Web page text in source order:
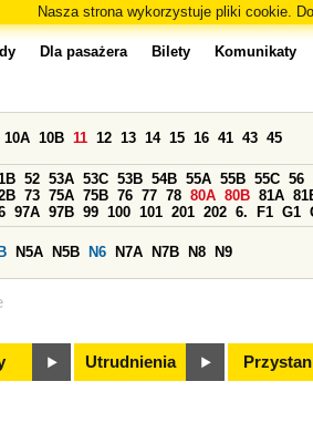
Nasza strona wykorzystuje pliki cookie.
Dla pasażera Bilety Komunikaty
10A 10B 11 12 13 14 15 16 41 43 45
52 53A 53C 53B 54B 55A 55B 55C 56
73 75A 75B 76 77 78 80A 80B 81A
97A 97B 99 100 101 201 202 6. F1 G1
N5A N5B N6 N7A N7B N8 N9
Utrudnienia